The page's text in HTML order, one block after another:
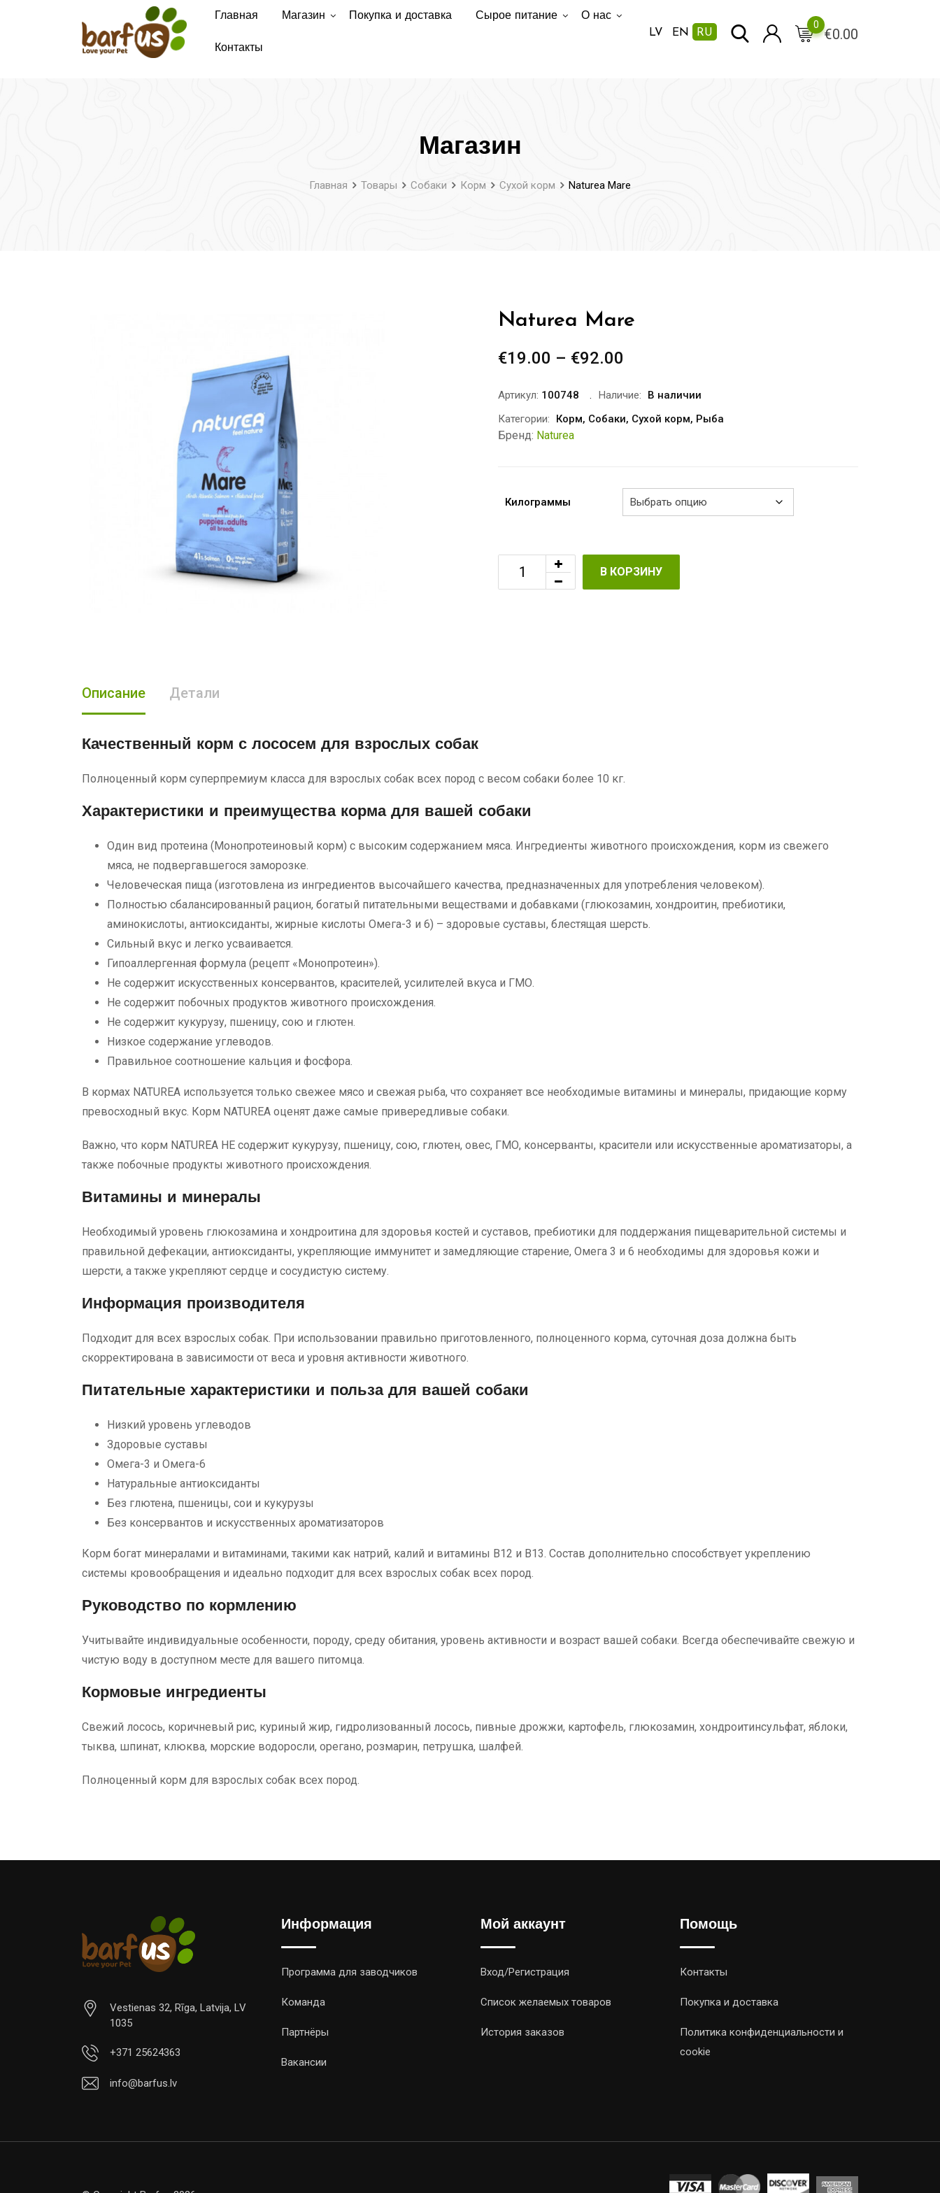
Главная Магазин Покупка и доставка Сырое питание О нас
Контакты
LV EN RU €0.00
0
Магазин
Главная Товары Собаки Корм Сухой корм Naturea Mare
Naturea Mare
€19.00 – €92.00
€19.00
–
Артикул: 100748 Наличие:
В наличии
Категории:
Корм, Собаки, Сухой корм, Рыба
Бренд: Naturea
Килограммы
В КОРЗИНУ
Описание Детали
Качественный корм с лососем для взрослых собак
Полноценный корм суперпремиум класса для взрослых собак всех пород с весом собаки более 10 кг.
Характеристики и преимущества корма для вашей собаки
Один вид протеина (Монопротеиновый корм) с высоким содержанием мяса. Ингредиенты животного происхождения, корм из свежего
мяса, не подвергавшегося заморозке.
Человеческая пища (изготовлена из ингредиентов высочайшего качества, предназначенных для употребления человеком).
Полностью сбалансированный рацион, богатый питательными веществами и добавками (глюкозамин, хондроитин, пребиотики,
аминокислоты, антиоксиданты, жирные кислоты Омега-3 и 6) – здоровые суставы, блестящая шерсть.
Сильный вкус и легко усваивается.
Гипоаллергенная формула (рецепт «Монопротеин»).
Не содержит искусственных консервантов, красителей, усилителей вкуса и ГМО.
Не содержит побочных продуктов животного происхождения.
Не содержит кукурузу, пшеницу, сою и глютен.
Низкое содержание углеводов.
Правильное соотношение кальция и фосфора.
В кормах NATUREA используется только свежее мясо и свежая рыба, что сохраняет все необходимые витамины и минералы, придающие корму
превосходный вкус. Корм NATUREA оценят даже самые привередливые собаки.
Важно, что корм NATUREA НЕ содержит кукурузу, пшеницу, сою, глютен, овес, ГМО, консерванты, красители или искусственные ароматизаторы, а
также побочные продукты животного происхождения.
Витамины и минералы
Необходимый уровень глюкозамина и хондроитина для здоровья костей и суставов, пребиотики для поддержания пищеварительной системы и
правильной дефекации, антиоксиданты, укрепляющие иммунитет и замедляющие старение, Омега 3 и 6 необходимы для здоровья кожи и
шерсти, а также укрепляют сердце и сосудистую систему.
Информация производителя
Подходит для всех взрослых собак. При использовании правильно приготовленного, полноценного корма, суточная доза должна быть
скорректирована в зависимости от веса и уровня активности животного.
Питательные характеристики и польза для вашей собаки
Низкий уровень углеводов
Здоровые суставы
Омега-3 и Омега-6
Натуральные антиоксиданты
Без глютена, пшеницы, сои и кукурузы
Без консервантов и искусственных ароматизаторов
Корм богат минералами и витаминами, такими как натрий, калий и витамины B12 и B13. Состав дополнительно способствует укреплению
системы кровообращения и идеально подходит для всех взрослых собак всех пород.
Руководство по кормлению
Учитывайте индивидуальные особенности, породу, среду обитания, уровень активности и возраст вашей собаки. Всегда обеспечивайте свежую и
чистую воду в доступном месте для вашего питомца.
Кормовые ингредиенты
Свежий лосось, коричневый рис, куриный жир, гидролизованный лосось, пивные дрожжи, картофель, глюкозамин, хондроитинсульфат, яблоки,
тыква, шпинат, клюква, морские водоросли, орегано, розмарин, петрушка, шалфей.
Полноценный корм для взрослых собак всех пород.
Vestienas 32, Rīga, Latvija, LV
1035
+371 25624363
info@barfus.lv
Информация
Программа для заводчиков
Команда
Партнёры
Вакансии
Мой аккаунт
Вход/Регистрация
Список желаемых товаров
История заказов
Помощь
Контакты
Покупка и доставка
Политика конфиденциальности и
cookie